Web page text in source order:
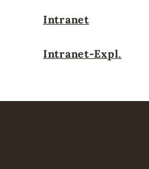
Intranet
Intranet-Expl.